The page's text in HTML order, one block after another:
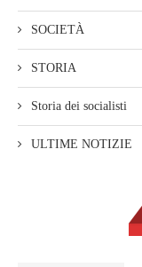
SOCIETÀ
STORIA
Storia dei socialisti
ULTIME NOTIZIE